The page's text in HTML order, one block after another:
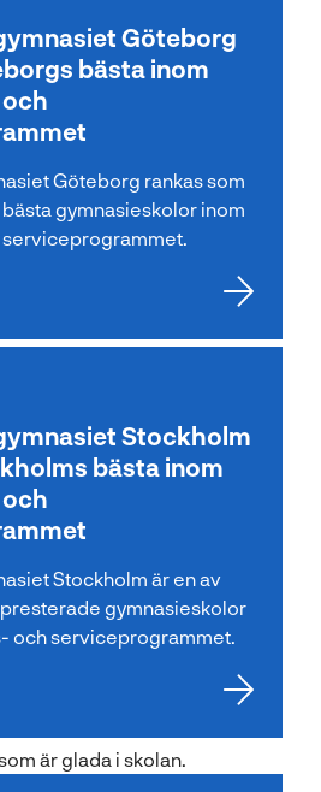
Göteborg
bästa inom
Göteborg rankas som
gymnasieskolor inom
Stockholm
bästa inom
Stockholm är en av
gymnasieskolor
och serviceprogrammet.